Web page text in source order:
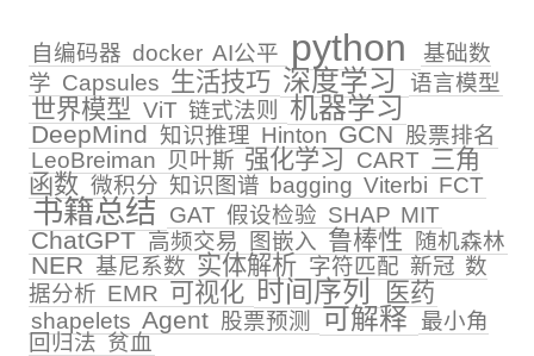
自编码器 docker AI公平 python
基础数
学 Capsules 生活技巧 深度学习 语言模型
世界模型 ViT 链式法则 机器学习
DeepMind 知识推理 Hinton GCN 股票排名
LeoBreiman
贝叶斯 强化学习 CART 三角
函数 微积分 知识图谱 bagging Viterbi FCT
书籍总结 GAT 假设检验 SHAP MIT
ChatGPT 高频交易 图嵌入 鲁棒性 随机森林
NER 基尼系数 实体解析 字符匹配 新冠 数
据分析 EMR 可视化 时间序列 医药
shapelets Agent 股票预测 可解释
最小角
回归法贫血